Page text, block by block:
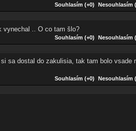
Souhlasím (+0) Nesouhlasím
vynechal .. O co tam šlo?
Souhlasím (+0) Nesouhlasím
sa dostal do zakulisia, tak tam bolo vsade
Souhlasím (+0) Nesouhlasím